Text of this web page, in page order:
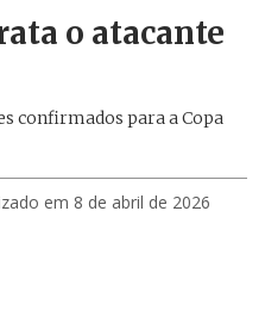
o atacante
confirmados para a Copa
em 8 de abril de 2026